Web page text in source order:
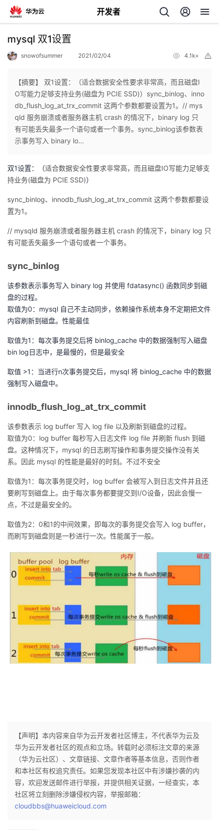
开发者
返
个
人
主
我
的
发
者
的
博
我
的
坛
我
圈
子
的
直
我
的
动
我
关
注
的
开
者
学
我
证
实
的
我
的
我
支
持
的
持
我
建
mysql 双1设置
snowofsummer 2021/02/04 4.1k+
【摘要】 双1设置：（适合数据安全性要求非常高，而且磁盘I
O写能力足够支持业务(磁盘为 PCIE SSD)）sync_binlog、inno
db_flush_log_at_trx_commit 这两个参数都要设置为1。// mys
qld 服务崩溃或者服务器主机 crash 的情况下，binary log 只
有可能丢失最多一个语句或者一个事务。sync_binlog该参数表
示事务写入 binary lo...
双1设置：（适合数据安全性要求非常高，而且磁盘IO写能力足够支
持业务(磁盘为 PCIE SSD)）
sync_binlog、innodb_flush_log_at_trx_commit 这两个参数都要设
置为1。
// mysqld 服务崩溃或者服务器主机 crash 的情况下，binary log 只
有可能丢失最多一个语句或者一个事务。
sync_binlog
该参数表示事务写入 binary log 并使用 fdatasync() 函数同步到磁
盘的过程。
取值为0：mysql 自己不主动同步，依赖操作系统本身不定期把文件
内容刷新到磁盘。性能最佳
取值为1：每次事务提交后将 binlog_cache 中的数据强制写入磁盘
bin log日志中，是最慢的，但是最安全
取值 >1：当进行n次事务提交后，mysql 将 binlog_cache 中的数据
强制写入磁盘中。
innodb_flush_log_at_trx_commit
该参数表示 log buffer 写入 log file 以及刷新到磁盘的过程。
取值为0：log buffer 每秒写入日志文件 log file 并刷新 flush 到磁
盘。这种情况下，mysql 的日志刷写操作和事务提交操作没有关
系。因此 mysql 的性能是最好的时刻。不过不安全
取值为1：每次事务提交时，log buffer 会被写入到日志文件并且还
要刷写到磁盘上。由于每次事务都要提交到I/O设备，因此会慢一
点，不过是最安全的。
取值为2：0和1的中间效果，即每次的事务提交会写入 log buffer，
而刷写到磁盘则是一秒进行一次。性能属于一般。
【声明】本内容来自华为云开发者社区博主，不代表华为云及
华为云开发者社区的观点和立场。转载时必须标注文章的来源
（华为云社区）、文章链接、文章作者等基本信息，否则作者
和本社区有权追究责任。如果您发现本社区中有涉嫌抄袭的内
容，欢迎发送邮件进行举报，并提供相关证据，一经查实，本
社区将立刻删除涉嫌侵权内容，举报邮箱：
cloudbbs@huaweicloud.com